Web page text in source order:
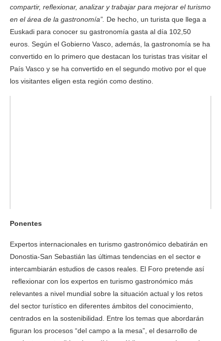
compartir, reflexionar, analizar y trabajar para mejorar el turismo
en el área de la gastronomía”. De hecho, un turista que llega a
Euskadi para conocer su gastronomía gasta al día 102,50
euros. Según el Gobierno Vasco, además, la gastronomía se ha
convertido en lo primero que destacan los turistas tras visitar el
País Vasco y se ha convertido en el segundo motivo por el que
los visitantes eligen esta región como destino.
Ponentes
Expertos internacionales en turismo gastronómico debatirán en
Donostia-San Sebastián las últimas tendencias en el sector e
intercambiarán estudios de casos reales. El Foro pretende así
reflexionar con los expertos en turismo gastronómico más
relevantes a nivel mundial sobre la situación actual y los retos
del sector turístico en diferentes ámbitos del conocimiento,
centrados en la sostenibilidad. Entre los temas que abordarán
figuran los procesos “del campo a la mesa”, el desarrollo de